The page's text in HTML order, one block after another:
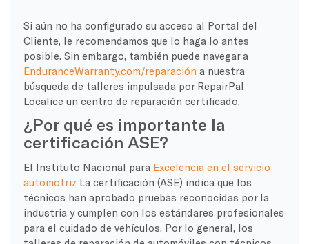
Si aún no ha configurado su acceso al Portal del
Cliente, le recomendamos que lo haga lo antes
posible. Sin embargo, también puede navegar a
EnduranceWarranty.com/reparación a nuestra
búsqueda de talleres impulsada por RepairPal
Localice un centro de reparación certificado.
¿Por qué es importante la
certificación ASE?
El Instituto Nacional para Excelencia en el servicio
automotriz La certificación (ASE) indica que los
técnicos han aprobado pruebas reconocidas por la
industria y cumplen con los estándares profesionales
para el cuidado de vehículos. Por lo general, los